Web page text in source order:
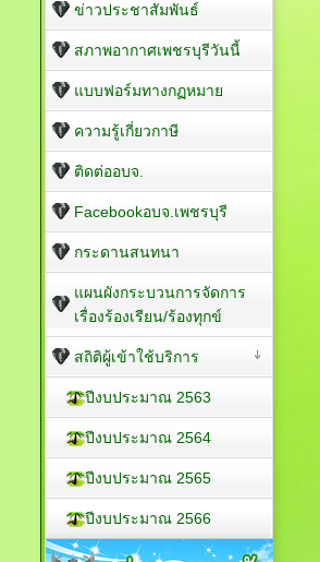
ข่าวประชาสัมพันธ์
สภาพอากาศเพชรบุรีวันนี้
แบบฟอร์มทางกฏหมาย
ความรู้เกี่ยวกาษี
ติดต่ออบจ.
Facebookอบจ.เพชรบุรี
กระดานสนทนา
แผนผังกระบวนการจัดการ
เรื่องร้องเรียน/ร้องทุกข์
สถิติผู้เข้าใช้บริการ
ปีงบประมาณ 2563
ปีงบประมาณ 2564
ปีงบประมาณ 2565
ปีงบประมาณ 2566